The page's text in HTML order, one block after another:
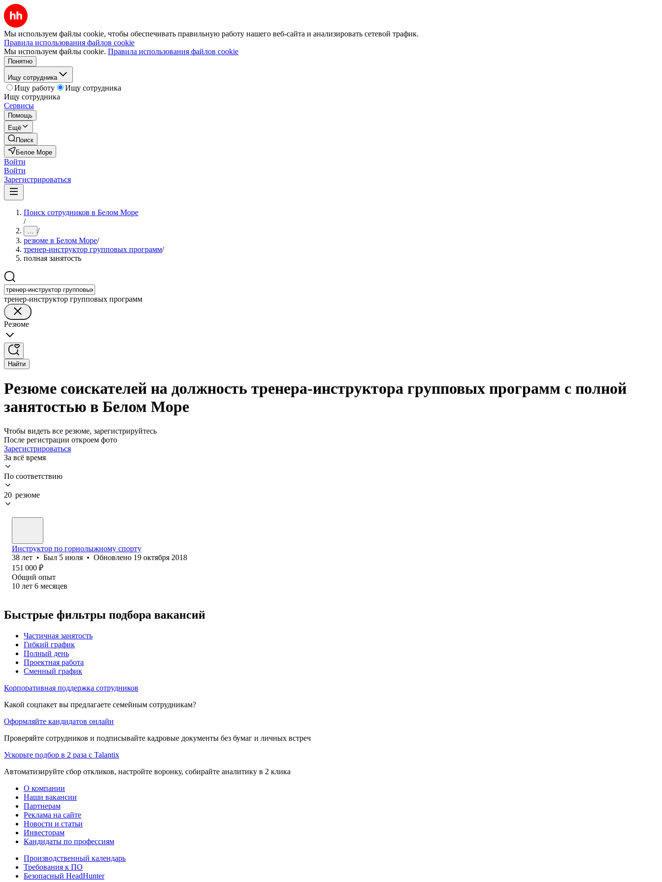
Мы используем файлы cookie, чтобы обеспечивать правильную работу нашего веб-сайта и анализировать сетевой трафик.
Правила использования файлов cookie
Мы используем файлы cookie. Правила использования файлов cookie
Понятно
Ищу сотрудника
Ищу работу
Ищу сотрудника
Ищу сотрудника
Сервисы
Помощь
Ещё
Поиск
Белое Море
Войти
Войти
Зарегистрироваться
Поиск сотрудников в Белом Море
/
... /
резюме в Белом Море/
тренер-инструктор групповых программ/
полная занятость
тренер-инструктор групповых программ
Резюме
Найти
Резюме соискателей на должность тренера-инструктора групповых программ с полной
занятостью в Белом Море
Чтобы видеть все резюме, зарегистрируйтесь
После регистрации откроем фото
Зарегистрироваться
За всё время
По соответствию
20 резюме
Инструктор по горнолыжному спорту
38 лет • Был 5 июля • Обновлено 19 октября 2018
151 000 ₽
Общий опыт
10 лет 6 месяцев
Быстрые фильтры подбора вакансий
Частичная занятость
Гибкий график
Полный день
Проектная работа
Сменный график
Корпоративная поддержка сотрудников
Какой соцпакет вы предлагаете семейным сотрудникам?
Оформляйте кандидатов онлайн
Проверяйте сотрудников и подписывайте кадровые документы без бумаг и личных встреч
Ускорьте подбор в 2 раза с Talantix
Автоматизируйте сбор откликов, настройте воронку, собирайте аналитику в 2 клика
О компании
Наши вакансии
Партнерам
Реклама на сайте
Новости и статьи
Инвесторам
Кандидаты по профессиям
Производственный календарь
Требования к ПО
Безопасный HeadHunter